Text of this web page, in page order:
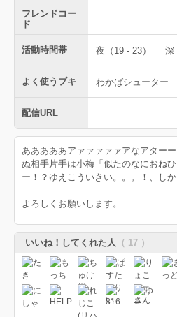
フレンドコー
ド
活動時間帯 夜（19 - 23） 深
よく使うブキ わかばシューター
配信URL
あああああアァァァァァアなアター
ぬ相手片手は小梅「似たのなにおね
ー！？ゆえこういきい。。。！、し
よろしくお願いします。
いいね！してくれた人 （ 17 ）